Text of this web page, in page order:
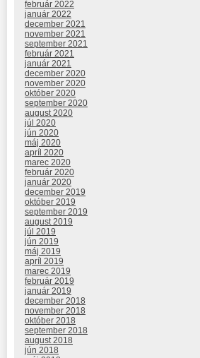
február 2022
január 2022
december 2021
november 2021
september 2021
február 2021
január 2021
december 2020
november 2020
október 2020
september 2020
august 2020
júl 2020
jún 2020
máj 2020
apríl 2020
marec 2020
február 2020
január 2020
december 2019
október 2019
september 2019
august 2019
júl 2019
jún 2019
máj 2019
apríl 2019
marec 2019
február 2019
január 2019
december 2018
november 2018
október 2018
september 2018
august 2018
jún 2018